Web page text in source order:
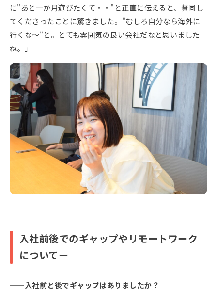
に"あと一か月遊びたくて・・"と正直に伝えると、賛同し
てくださったことに驚きました。"むしろ自分なら海外に
行くな～"と。とても雰囲気の良い会社だなと思いました
ね。」
入社前後でのギャップやリモートワーク
についてー
入社前と後でギャップはありましたか？